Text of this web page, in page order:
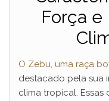
Força e
O Zebu, uma raça
destacado pela sua
clima tropical. Essas